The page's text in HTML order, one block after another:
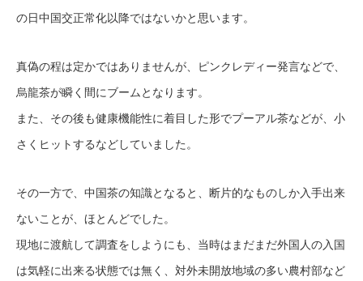
の日中国交正常化以降ではないかと思います。
真偽の程は定かではありませんが、ピンクレディー発言などで、
烏龍茶が瞬く間にブームとなります。
また、その後も健康機能性に着目した形でプーアル茶などが、小
さくヒットするなどしていました。
その一方で、中国茶の知識となると、断片的なものしか入手出来
ないことが、ほとんどでした。
現地に渡航して調査をしようにも、当時はまだまだ外国人の入国
は気軽に出来る状態では無く、対外未開放地域の多い農村部など